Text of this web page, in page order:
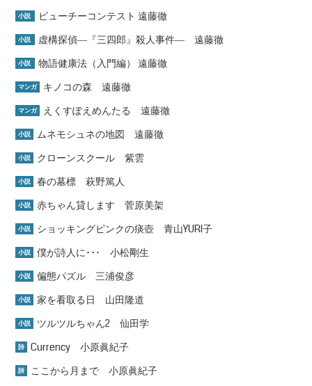
小説 ビューチーコンテスト 遠藤徹
小説 虚構探偵―『三四郎』殺人事件― 遠藤徹
小説 物語健康法（入門編） 遠藤徹
マンガ キノコの森 遠藤徹
マンガ えくすぽえめんたる 遠藤徹
小説 ムネモシュネの地図 遠藤徹
小説 クローンスクール 紫雲
小説 春の墓標 萩野篤人
小説 赤ちゃん貸します 菅原美架
小説 ショッキングピンクの痰壺 青山YURI子
小説 僕が詩人に･･･ 小松剛生
小説 偏態パズル 三浦俊彦
小説 家を看取る日 山田隆道
小説 ツルツルちゃん2 仙田学
詩 Currency 小原眞紀子
詩 ここから月まで 小原眞紀子